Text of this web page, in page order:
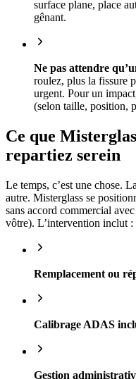
surface plane, place
gênant.
Ne pas attendre
roulez, plus la fissure
urgent. Pour un
(selon taille, position,
Ce que
repartiez serein
Le temps, c’est une chose.
autre. Misterglass se
sans accord commercial
vôtre). L’intervention inclut :
Remplacement ou
Calibrage ADAS
Gestion